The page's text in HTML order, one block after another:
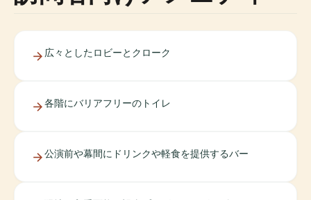
広々としたロビーとクローク
各階にバリアフリーのトイレ
公演前や幕間にドリンクや軽食を提供するバー